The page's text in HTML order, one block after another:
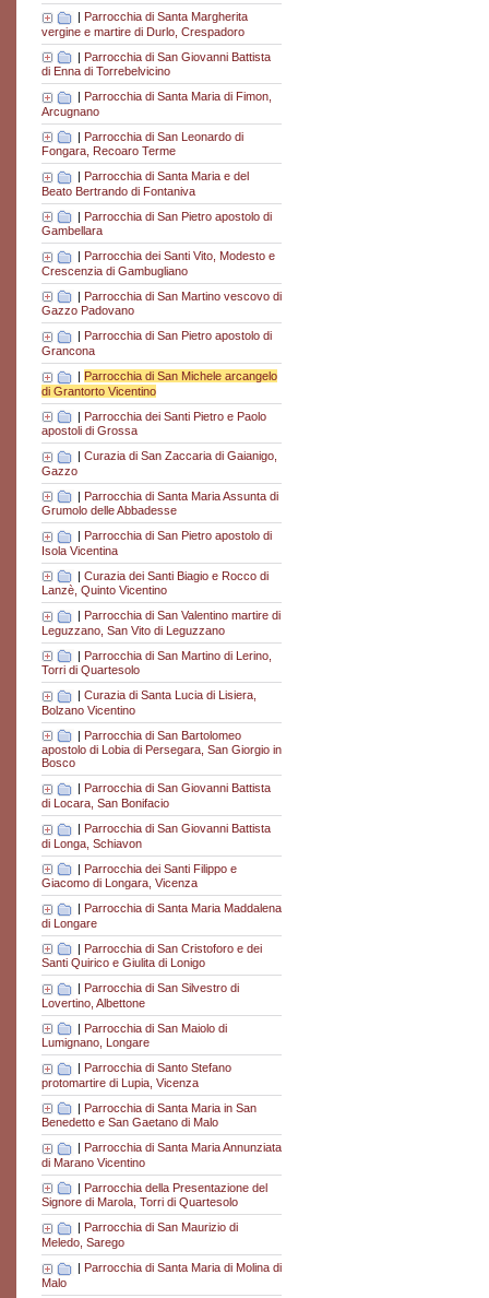
| Parrocchia di Santa Margherita
vergine e martire di Durlo, Crespadoro
| Parrocchia di San Giovanni Battista
di Enna di Torrebelvicino
| Parrocchia di Santa Maria di Fimon,
Arcugnano
| Parrocchia di San Leonardo di
Fongara, Recoaro Terme
Parrocchia di Santa Maria e del
Beato Bertrando di Fontaniva
| Parrocchia di San Pietro apostolo di
Gambellara
Parrocchia dei Santi Vito, Modesto e
Crescenzia di Gambugliano
| Parrocchia di San Martino vescovo di
Gazzo Padovano
Parrocchia di San Pietro apostolo di
Grancona
| Parrocchia di San Michele arcangelo
di Grantorto Vicentino
| Parrocchia dei Santi Pietro e Paolo
apostoli di Grossa
| Curazia di San Zaccaria di Gaianigo,
Gazzo
| Parrocchia di Santa Maria Assunta di
Grumolo delle Abbadesse
| Parrocchia di San Pietro apostolo di
Isola Vicentina
| Curazia dei Santi Biagio e Rocco di
Lanzè, Quinto Vicentino
Parrocchia di San Valentino martire di
Leguzzano, San Vito di Leguzzano
| Parrocchia di San Martino di Lerino,
Torri di Quartesolo
Curazia di Santa Lucia di Lisiera,
Bolzano Vicentino
| Parrocchia di San Bartolomeo
apostolo di Lobia di Persegara, San Giorgio in
Bosco
Parrocchia di San Giovanni Battista
di Locara, San Bonifacio
| Parrocchia di San Giovanni Battista
di Longa, Schiavon
| Parrocchia dei Santi Filippo e
Giacomo di Longara, Vicenza
| Parrocchia di Santa Maria Maddalena
di Longare
| Parrocchia di San Cristoforo e dei
Santi Quirico e Giulita di Lonigo
| Parrocchia di San Silvestro di
Lovertino, Albettone
| Parrocchia di San Maiolo di
Lumignano, Longare
Parrocchia di Santo Stefano
protomartire di Lupia, Vicenza
| Parrocchia di Santa Maria in San
Benedetto e San Gaetano di Malo
Parrocchia di Santa Maria Annunziata
di Marano Vicentino
| Parrocchia della Presentazione del
Signore di Marola, Torri di Quartesolo
Parrocchia di San Maurizio di
Meledo, Sarego
| Parrocchia di Santa Maria di Molina di
Malo